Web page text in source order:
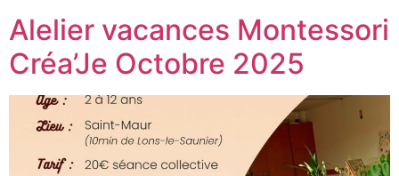
Alelier vacances Montessori
Créa’Je Octobre 2025